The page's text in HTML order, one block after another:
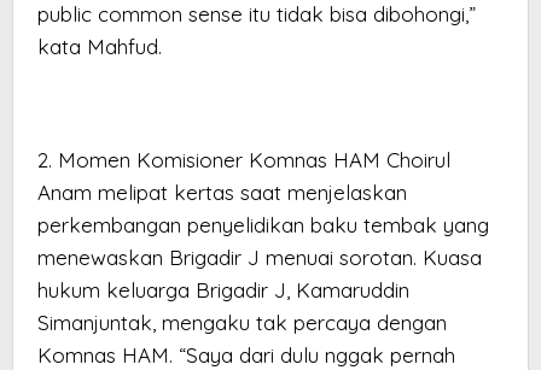
public common sense itu tidak bisa dibohongi,”
kata Mahfud.
2. Momen Komisioner Komnas HAM Choirul
Anam melipat kertas saat menjelaskan
perkembangan penyelidikan baku tembak yang
menewaskan Brigadir J menuai sorotan. Kuasa
hukum keluarga Brigadir J, Kamaruddin
Simanjuntak, mengaku tak percaya dengan
Komnas HAM. “Saya dari dulu nggak pernah